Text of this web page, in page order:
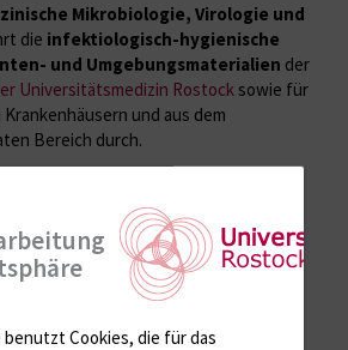
Mikrobiologie, Virologie und
die infektiologisch-hygienische
und Umgebungsmaterialien der
Universitätsmedizin Rostock sowie für
und aus dem
Bereich durch.
IMIKRO die Kliniken und Zentren der
und andere medizinische
derKrankenhaus­hygiene.
Mikrobiologie, Virologie und
Dienstleistungsspektrum
benutzt Cookies, die für das